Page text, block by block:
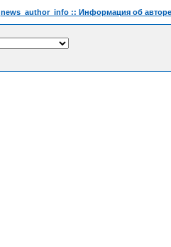
news_author_info :: Информация об